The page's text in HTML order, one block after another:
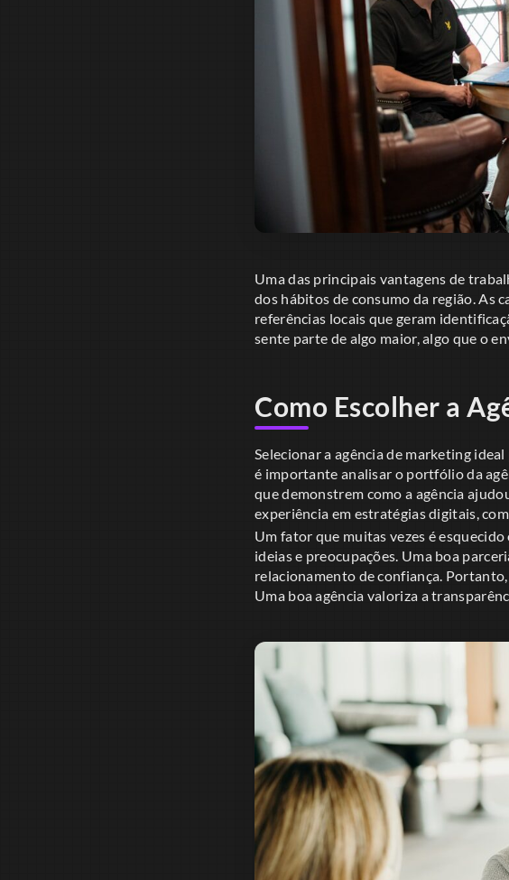
Uma das principais vantagens de
dos hábitos de consumo da região. As
referências locais que geram
sente parte de algo maior, algo que o
Como Escolher a
Selecionar a agência de marketing
é importante analisar o portfólio da
que demonstrem como a agência
experiência em estratégias digitais,
Um fator que muitas vezes é
ideias e preocupações. Uma boa
relacionamento de confiança.
Uma boa agência valoriza a